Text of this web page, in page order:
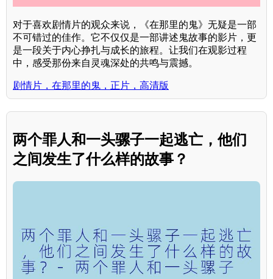
对于喜欢剧情片的观众来说，《在那里的鬼》无疑是一部
不可错过的佳作。它不仅仅是一部讲述鬼故事的影片，更
是一段关于内心挣扎与成长的旅程。让我们在观影过程
中，感受那份来自灵魂深处的共鸣与震撼。
剧情片，在那里的鬼，正片，高清版
两个罪人和一头骡子一起逃亡，他们
之间发生了什么样的故事？